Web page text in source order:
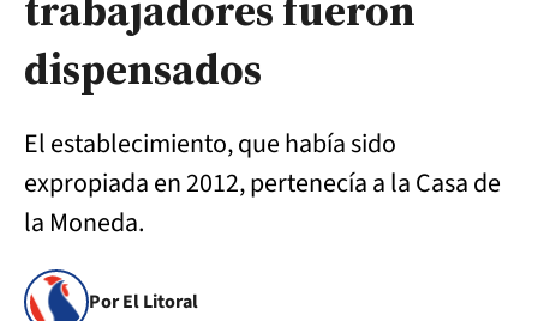
dispensados
El establecimiento, que había sido
expropiada en 2012, pertenecía a la Casa de
la Moneda.
Por El Litoral